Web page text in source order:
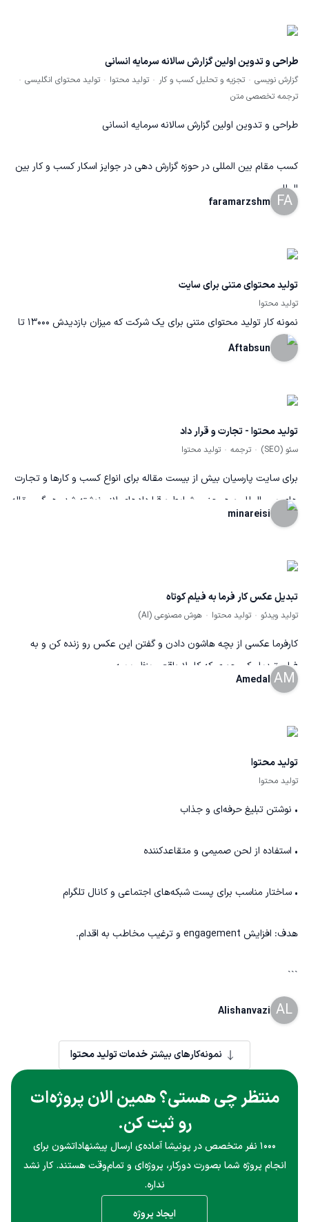
آماده‌سازی خروجی نهایی را بر عهده داشتم. تصاویر برای وب‌سایت،
شبکه‌های اجتماعی، کاتالوگ‌ها و گزارش‌های مجموعه استفاده شدند. تلاش
کردم خروجی‌ها علاوه بر نمایش دقیق فضای صنعتی، از .نظر ترکیب‌بندی و
هویت بصری نیز منسجم باشند
طراحی و تدوین اولین گزارش سالانه سرمایه انسانی
گزارش نویسی تجزیه و تحلیل کسب و کار تولید محتوا
تولید محتوای انگلیسی
ترجمه تخصصی متن
طراحی و تدوین اولین گزارش سالانه سرمایه انسانی
کسب مقام بین المللی در حوزه گزارش دهی در جوایز اسکار کسب و کار بین
المللی
FA
faramarzshm
تولید محتوای متنی برای سایت
تولید محتوا
نمونه کار تولید محتوای متنی برای یک شرکت که میزان بازدیدش ۱۳۰۰۰ تا
بوده و بازدید از این مقاله که نوشتم نسبت به بازدید های بخش های دیگر
Aftabsun
تولید محتوا - تجارت و قرار داد
سئو (SEO) ترجمه تولید محتوا
برای سایت پارسیان بیش از بیست مقاله برای انواع کسب و کارها و تجارت
های بین الملل و همچنین شرایط و قراردادهای لازم نوشته شد. همگی مقاله
ها در جهت آشنایی کاربران با نحوه عقد قرار داد های بین المللی بود.
minareisi
تبدیل عکس کار فرما به فیلم کوتاه
تولید ویدئو تولید محتوا هوش مصنوعی (AI)
کارفرما عکسی از بچه هاشون دادن و گفتن این عکس رو زنده کن و به
فیلم تبدیل کن جوری که کاملا واقعی بنظر برسه
AM
Amedal
تولید محتوا
تولید محتوا
• نوشتن تبلیغ حرفه‌ای و جذاب
• استفاده از لحن صمیمی و متقاعدکننده
• ساختار مناسب برای پست شبکه‌های اجتماعی و کانال تلگرام
هدف: افزایش engagement و ترغیب مخاطب به اقدام.
```
AL
Alishanvazi
نمونه‌کارهای بیشتر خدمات تولید محتوا
منتظر چی هستی؟ همین الان پروژه‌ات
رو ثبت کن.
۱۰۰۰ نفر متخصص در پونیشا آماده‌ی ارسال پیشنهاداتشون برای
انجام پروژه شما بصورت دورکار، پروژه‌ای و تمام‌وقت هستند. کار نشد
نداره.
ایجاد پروژه